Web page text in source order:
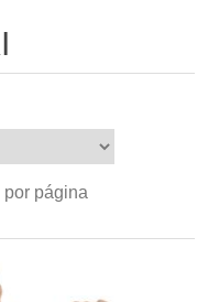
por página